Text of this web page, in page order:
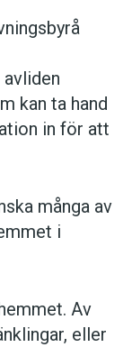
kan ta hand
in för att
många av
i
Av
eller